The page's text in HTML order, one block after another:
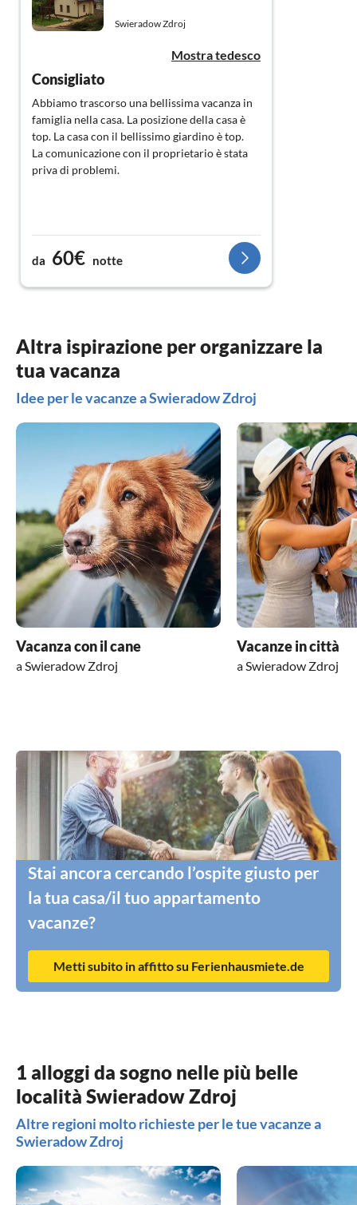
Swieradow Zdroj
Mostra tedesco
Consigliato
Abbiamo trascorso una bellissima vacanza in
famiglia nella casa. La posizione della casa è
top. La casa con il bellissimo giardino è top.
La comunicazione con il proprietario è stata
priva di problemi.
da 60€ notte
Altra ispirazione per organizzare la
tua vacanza
Idee per le vacanze a Swieradow Zdroj
Vacanza con il cane
a Swieradow Zdroj
Vacanze in città
a Swieradow Zdroj
Stai ancora cercando l’ospite giusto per
la tua casa/il tuo appartamento
vacanze?
Metti subito in affitto su Ferienhausmiete.de
1 alloggi da sogno nelle più belle
località Swieradow Zdroj
Altre regioni molto richieste per le tue vacanze a
Swieradow Zdroj